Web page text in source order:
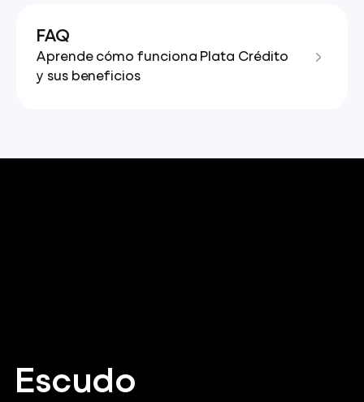
FAQ
Aprende cómo funciona Plata Crédito
y sus beneficios
Escudo